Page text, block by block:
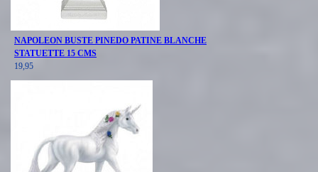
NAPOLEON BUSTE PINEDO PATINE BLANCHE
STATUETTE 15 CMS
19,95